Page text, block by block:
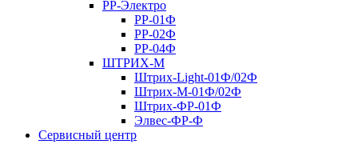
РР-Электро
РР-01Ф
РР-02Ф
РР-04Ф
ШТРИХ-М
Штрих-Light-01Ф/02Ф
Штрих-М-01Ф/02Ф
Штрих-ФР-01Ф
Элвес-ФР-Ф
Сервисный центр